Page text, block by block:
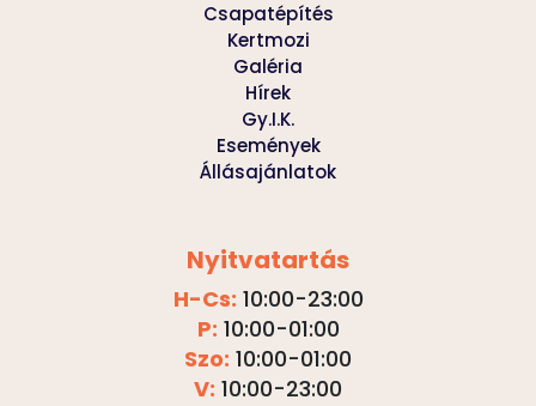
Csapatépítés
Kertmozi
Galéria
Hírek
Gy.I.K.
Események
Állásajánlatok
Nyitvatartás
H-Cs: 10:00-23:00
P: 10:00-01:00
Szo: 10:00-01:00
V: 10:00-23:00